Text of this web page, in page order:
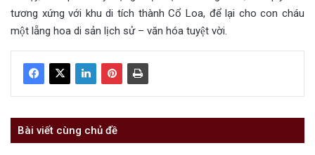
tương xứng với khu di tích thành Cổ Loa, để lại cho con cháu
một lẵng hoa di sản lịch sử – văn hóa tuyệt vời.
Bài viết cùng chủ đề